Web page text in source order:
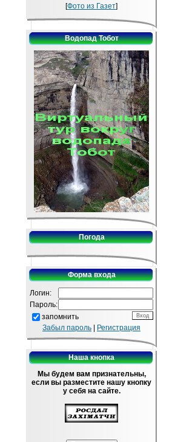
[Фото из Газет]
Водопад Тобот
Погода
Форма входа
Логин:
Пароль:
запомнить
Забыл пароль
Регистрация
Наша кнопка
Мы будем вам признательны,
если вы разместите нашу кнопку
у себя на сайте.